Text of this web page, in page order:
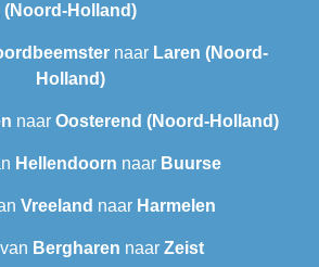
(Noord-Holland)
naar Laren (Noord-
Holland)
naar Oosterend (Noord-Holland)
Hellendoorn naar Buurse
Vreeland naar Harmelen
Bergharen naar Zeist